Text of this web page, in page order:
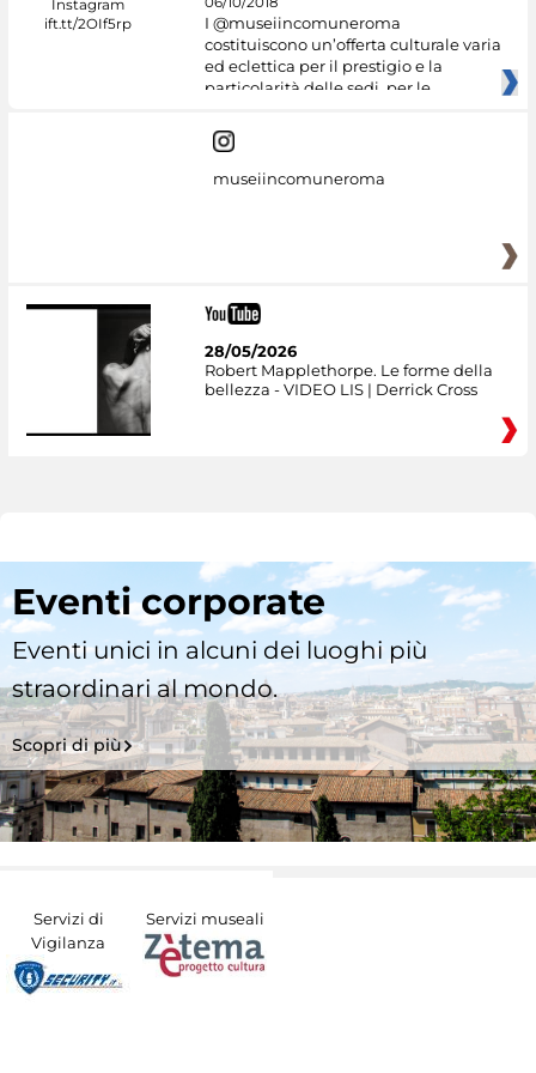
I @museiincomuneroma
costituiscono un’offerta culturale varia
ed eclettica per il prestigio e la
particolarità delle sedi, per le
museiincomuneroma
28/05/2026
Robert Mapplethorpe. Le forme della
bellezza - VIDEO LIS | Derrick Cross
Eventi corporate
Eventi unici in alcuni dei luoghi più
straordinari al mondo.
Scopri di più
Servizi di
Vigilanza
Servizi museali